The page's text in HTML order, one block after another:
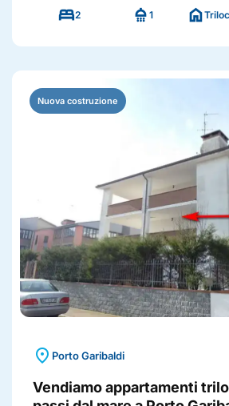
bed2 shower 1 home
Nuova costruzione
location_on Porto Garibaldi
Vendiamo appartamenti